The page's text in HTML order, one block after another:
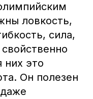
ловкость,
сила,
них это
Он полезен